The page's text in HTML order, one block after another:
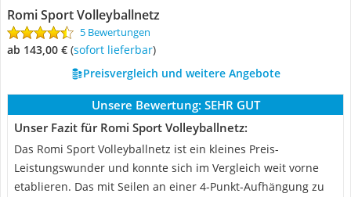
Romi Sport Volleyballnetz
5 Bewertungen
ab 143,00 € ( Sofort lieferbar)
Preisvergleich und weitere Angebote
Unsere Bewertung: SEHR GUT
Unser Fazit für Romi Sport Volleyballnetz:
Das Romi Sport Volleyballnetz ist ein kleines Preis-
Leistungswunder und konnte sich im Vergleich weit vorne
etablieren. Das mit Seilen an einer 4-Punkt-Aufhängung zu